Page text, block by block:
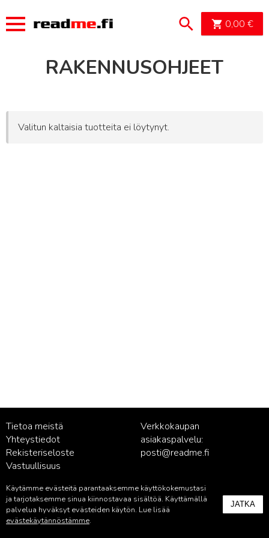
0,00 €
RAKENNUSOHJEET
Valitun kaltaisia tuotteita ei löytynyt.
Tietoa meistä
Yhteystiedot
Rekisteriseloste
Vastuullisuus
Verkkokaupan
asiakaspalvelu:
posti@readme.fi
Kustantamon asiakaspalvelu:
palvelu@readme.fi
Käytämme evästeitä parantaaksemme käyttökokemustasi
ja tarjotaksemme sinua kiinnostavaa sisältöä. Käyttämällä
palvelua hyväksyt evästeiden käytön. Lue lisää
evästekäytännöstämme.
JATKA